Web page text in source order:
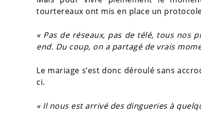
tourtereaux ont mis en place un
« Pas de réseaux, pas de télé, tous nos
end. Du coup, on a partagé de vrais
Le mariage s’est donc déroulé sans
ci.
« Il nous est arrivé des dingueries à